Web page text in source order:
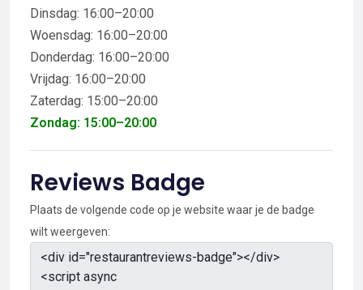
Dinsdag: 16:00–20:00
Woensdag: 16:00–20:00
Donderdag: 16:00–20:00
Vrijdag: 16:00–20:00
Zaterdag: 15:00–20:00
Zondag: 15:00–20:00
Reviews Badge
Plaats de volgende code op je website waar je de badge
wilt weergeven: